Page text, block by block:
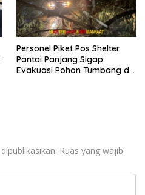
Personel Piket Pos Shelter
Pantai Panjang Sigap
Evakuasi Pohon Tumbang di
Ruas yang wajib